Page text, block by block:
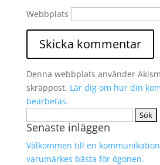
Webbplats
Denna webbplats använder
skräppost. Lär dig om hur din
bearbetas.
efter:
Senaste inläggen
Välkommen till en
varumärkes bästa för ögonen.